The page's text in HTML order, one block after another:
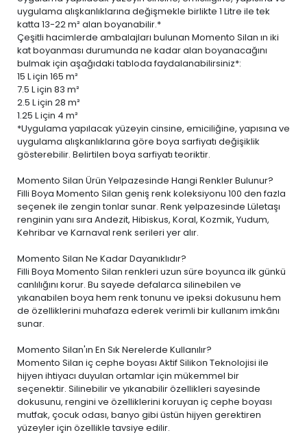
uygulama alışkanlıklarına değişmekle birlikte 1 Litre ile tek
katta 13-22 m² alan boyanabilir.*
Çeşitli hacimlerde ambalajları bulunan Momento Silan ın iki
kat boyanması durumunda ne kadar alan boyanacağını
bulmak için aşağıdaki tabloda faydalanabilirsiniz*:
15 Liçin 165 m²
7.5 Liçin 83 m²
2.5 Liçin 28 m²
1.25 Liçin 4 m²
*Uygulama yapılacak yüzeyin cinsine, emiciliğine, yapısına ve
uygulama alışkanlıklarına göre boya sarfiyatı değişiklik
gösterebilir. Belirtilen boya sarfiyatı teoriktir.
Momento Silan Ürün Yelpazesinde Hangi Renkler Bulunur?
Filli Boya Momento Silan geniş renk koleksiyonu 100 den fazla
seçenek ile zengin tonlar sunar. Renk yelpazesinde Lületaşı
renginin yanı sıra Andezit, Hibiskus, Koral, Kozmik, Yudum,
Kehribar ve Karnaval renk serileri yer alır.
Momento Silan Ne Kadar Dayanıklıdır?
Filli Boya Momento Silan renkleri uzun süre boyunca ilk günkü
canlılığını korur. Bu sayede defalarca silinebilen ve
yıkanabilen boya hem renk tonunu ve ipeksi dokusunu hem
de özelliklerini muhafaza ederek verimli bir kullanım imkânı
sunar.
Momento Silan'ın En Sık Nerelerde Kullanılır?
Momento Silan iç cephe boyası Aktif Silikon Teknolojisi ile
hijyen ihtiyacı duyulan ortamlar için mükemmel bir
seçenektir. Silinebilir ve yıkanabilir özellikleri sayesinde
dokusunu, rengini ve özelliklerini koruyan iç cephe boyası
mutfak, çocuk odası, banyo gibi üstün hijyen gerektiren
yüzeyler için özellikle tavsiye edilir.